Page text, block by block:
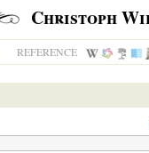
Christoph
REFERENCE